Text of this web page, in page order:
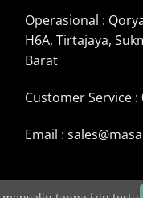
Operasional :
H6A, Tirtajaya,
Barat
Customer Service :
Email :